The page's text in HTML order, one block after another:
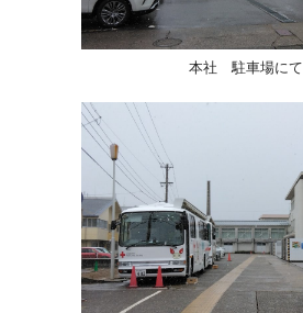
本社 駐車場にて